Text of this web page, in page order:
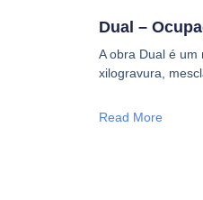
Dual –
A obra Dual é
xilogravura,
Read More